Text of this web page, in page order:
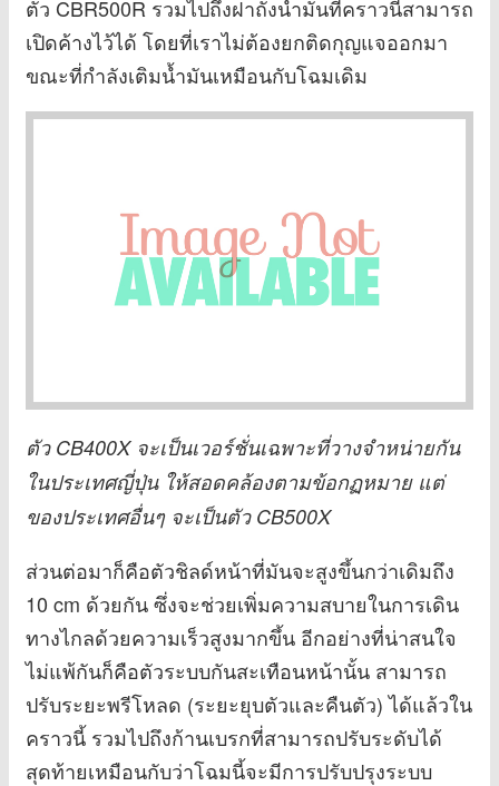
ตัว CBR500R รวมไปถึงฝาถังน้ำมันที่คราวนี้สามารถ
เปิดค้างไว้ได้ โดยที่เราไม่ต้องยกติดกุญแจออกมา
ขณะที่กำลังเติมน้ำมันเหมือนกับโฉมเดิม
ตัว CB400X จะเป็นเวอร์ชั่นเฉพาะที่วางจำหน่ายกัน
ในประเทศญี่ปุ่น ให้สอดคล้องตามข้อกฏหมาย แต่
ของประเทศอื่นๆ จะเป็นตัว CB500X
ส่วนต่อมาก็คือตัวชิลด์หน้าที่มันจะสูงขึ้นกว่าเดิมถึง
10 cm ด้วยกัน ซึ่งจะช่วยเพิ่มความสบายในการเดิน
ทางไกลด้วยความเร็วสูงมากขึ้น อีกอย่างที่น่าสนใจ
ไม่แพ้กันก็คือตัวระบบกันสะเทือนหน้านั้น สามารถ
ปรับระยะพรีโหลด (ระยะยุบตัวและคืนตัว) ได้แล้วใน
คราวนี้ รวมไปถึงก้านเบรกที่สามารถปรับระดับได้
สุดท้ายเหมือนกับว่าโฉมนี้จะมีการปรับปรุงระบบ